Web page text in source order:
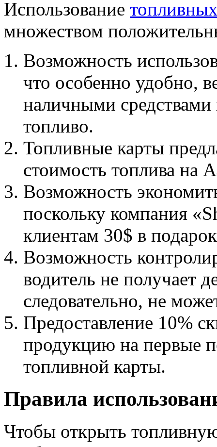
Использование
множеством
Возможность
что особенно удобно,
наличными средствами
топливо.
Топливные карты
стоимость топлива на
Возможность
поскольку компания
клиентам 30$ в
Возможность
водитель не получает
следовательно, не
Предоставление 10%
продукцию на первые
топливной карты.
Правила
Чтобы открыть